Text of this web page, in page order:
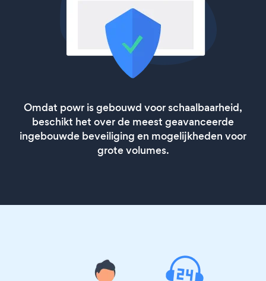
Omdat powr is gebouwd voor schaalbaarheid,
beschikt het over de meest geavanceerde
ingebouwde beveiliging en mogelijkheden voor
grote volumes.